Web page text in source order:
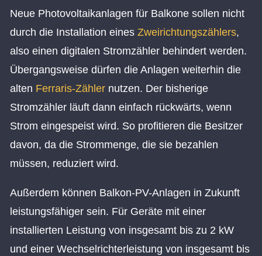
Neue Photovoltaikanlagen für Balkone sollen nicht
durch die Installation eines Zweirichtungszählers,
also einen digitalen Stromzähler behindert werden.
Übergangsweise dürfen die Anlagen weiterhin die
alten Ferraris-Zähler nutzen. Der bisherige
Stromzähler läuft dann einfach rückwärts, wenn
Strom eingespeist wird. So profitieren die Besitzer
davon, da die Strommenge, die sie bezahlen
müssen, reduziert wird.
Außerdem können Balkon-PV-Anlagen in Zukunft
leistungsfähiger sein. Für Geräte mit einer
installierten Leistung von insgesamt bis zu 2 kW
und einer Wechselrichterleistung von insgesamt bis